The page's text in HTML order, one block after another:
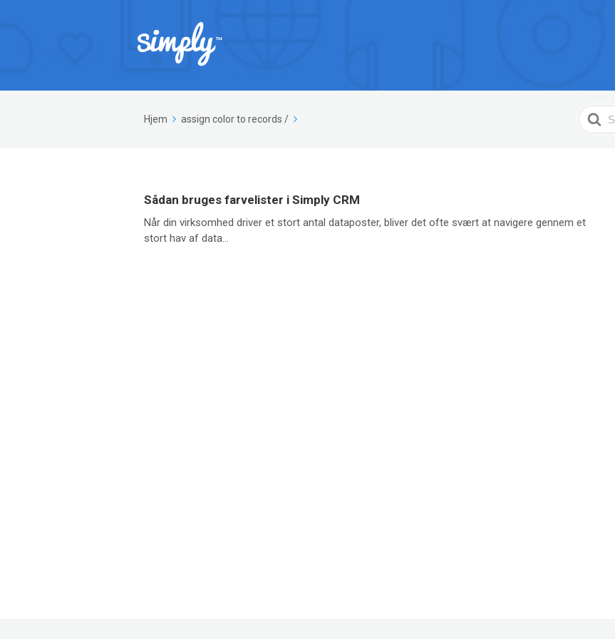
Hjem assign color to records /
Search
For
Sådan bruges farvelister i Simply CRM
Når din virksomhed driver et stort antal dataposter, bliver det ofte svært at navigere gennem et
stort hav af data...